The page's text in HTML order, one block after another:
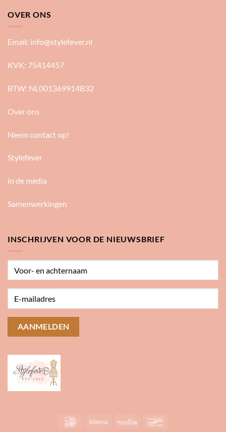
OVER ONS
Email: info@stylefever.nl
KVK: 75414457
BTW: NL001369914B32
Over ons
Neem contact op!
Stylefever
in de media
Samenwerkingen
INSCHRIJVEN VOOR DE NIEUWSBRIEF
IDeal Klarna Mollie